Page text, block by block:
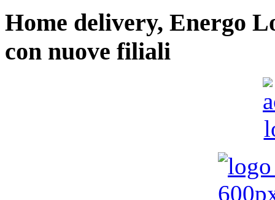
Home delivery, Energo
con nuove filiali